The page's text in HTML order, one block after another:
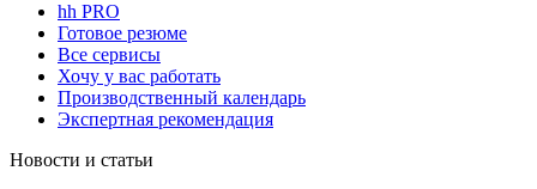
hh PRO
Готовое резюме
Все сервисы
Хочу у вас работать
Производственный календарь
Экспертная рекомендация
Новости и статьи